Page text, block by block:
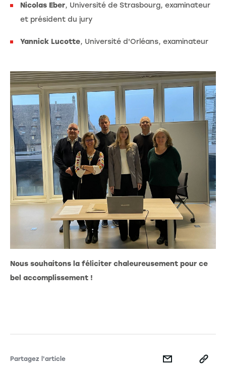
Nicolas Eber, Université de Strasbourg, examinateur
et président du jury
Yannick Lucotte, Université d'Orléans, examinateur
Nous souhaitons la féliciter chaleureusement pour ce
bel accomplissement !
Partagez l'article